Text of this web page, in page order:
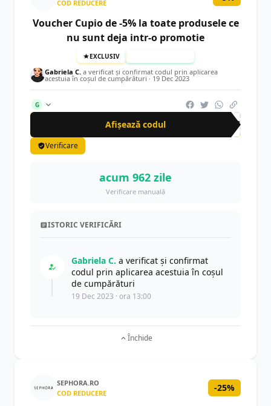
COD REDUCERE
Voucher Cupio de -5% la toate produsele ce
nu sunt deja intr-o promotie
EXCLUSIV
Gabriela C. a verificat și confirmat codul prin aplicarea
acestuia în coșul de cumpărături · 19 Dec 2023
G
Afișează codul CUP
Verificare
acum 962 zile
Verificare manuală
ISTORIC VERIFICĂRI
Gabriela C. a verificat și confirmat
codul prin aplicarea acestuia în coșul
de cumpărături
19 Dec 2023 · ora 13:00
Închide
SEPHORA.RO
COD REDUCERE
-25%